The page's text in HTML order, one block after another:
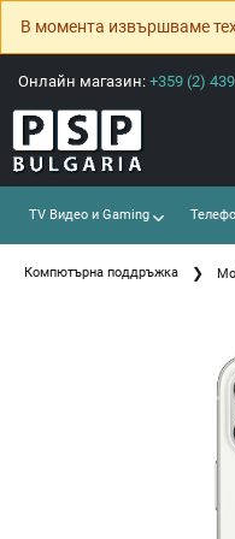
В момента извършваме
Онлайн магазин: +359 (2)
TV Видео и Gaming
Компютърна поддръжка